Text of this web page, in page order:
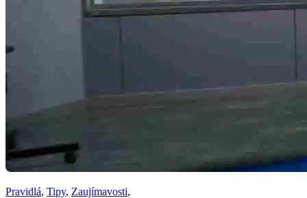
Pravidlá, Tipy, Zaujímavosti,